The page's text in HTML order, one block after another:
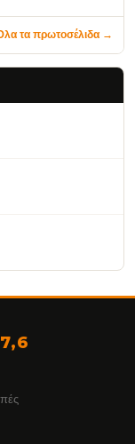
τα πρωτοσέλιδα →